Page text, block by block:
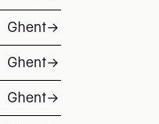
Ghent→
Ghent→
Ghent→